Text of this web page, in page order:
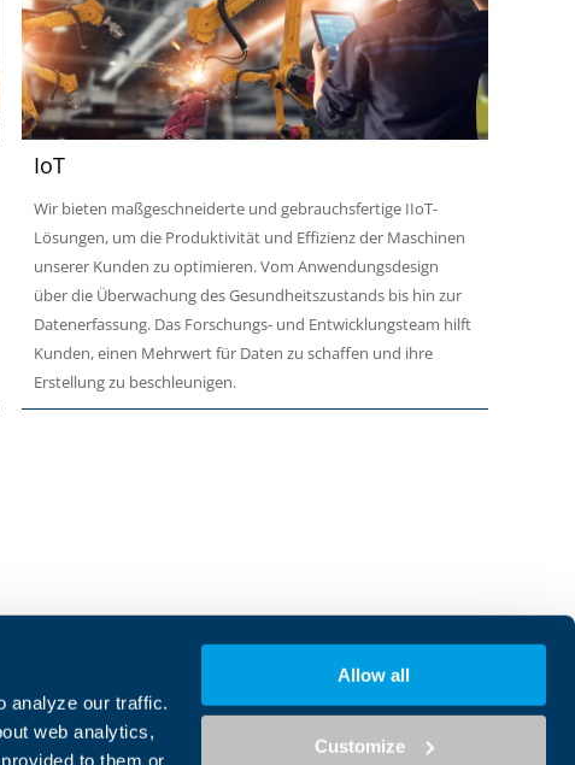
analyze our traffic.
web analytics,
to them or
Allow all
Customize
IoT
Wir bieten maßgeschneiderte und gebrauchsfertige IIoT-
Lösungen, um die Produktivität und Effizienz der Maschinen
unserer Kunden zu optimieren. Vom Anwendungsdesign
über die Überwachung des Gesundheitszustands bis hin zur
Datenerfassung. Das Forschungs- und Entwicklungsteam hilft
Kunden, einen Mehrwert für Daten zu schaffen und ihre
Erstellung zu beschleunigen.